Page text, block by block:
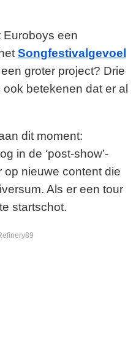
Euroboys een
Songfestivalgevoel
groter project? Drie
betekenen dat er al
dit moment:
in de ‘post-show’-
nieuwe content die
Als er een tour
startschot.